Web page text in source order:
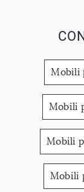
Mobili
Mobili
Mobili
Mobili